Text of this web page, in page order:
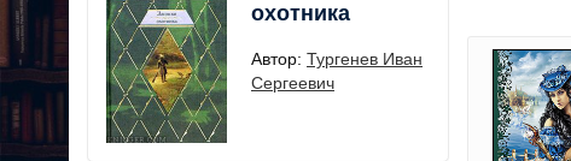
охотника
Автор: Тургенев Иван
Сергеевич